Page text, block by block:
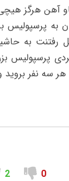
آهن هرگز
پرسپولیس
رفتنت به
پرسپولیس
سه نفر بروید
0
2